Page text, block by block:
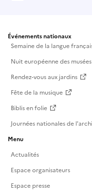
Événements nationaux
Semaine de la langue
Nuit européenne des musées
Rendez-vous aux jardins
Fête de la musique
Biblis en folie
Journées nationales de
Menu
Actualités
Espace organisateurs
Espace presse